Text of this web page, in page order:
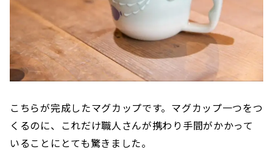
こちらが完成したマグカップです。マグカップ一つをつ
くるのに、これだけ職人さんが携わり手間がかかって
いることにとても驚きました。